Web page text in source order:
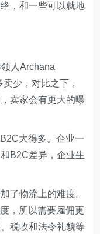
，和一些可以就地
人Archana
少，对比之下，
卖家会有更大的曝
大得多。企业一
B2C差异，企业生
了物流上的难度。
，所以需要雇佣更
税收和法令礼貌等